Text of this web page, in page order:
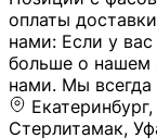
оплаты
нами: Если у
больше о нашем
нами. Мы
Стерлитамак,